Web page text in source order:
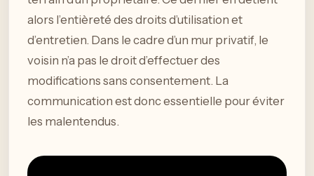
alors l’entièreté des droits d’utilisation et
d’entretien. Dans le cadre d’un mur privatif, le
voisin n’a pas le droit d’effectuer des
modifications sans consentement. La
communication est donc essentielle pour éviter
les malentendus.